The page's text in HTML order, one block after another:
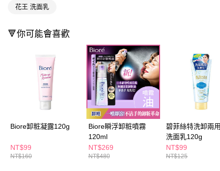
後付繳納相關費用。
客戶支援中心」https://netprotections.freshdesk.com/support/home
１．透過由恩沛科技股份有限公司提供之「AFTEE先享後付」服務完成之交
易，需依本服務之必要範圍內提供個人資料，並將交易相關給付款項請求債
權轉讓予恩沛科技股份有限公司。
２．關於個人資料處理事宜，請瀏覽以下網址：
https://aftee.tw/terms/#terms3
３．未成年的使用者請事先徵得法定代理人或監護人之同意方可使用
「AFTEE先享後付」，若未經同意申辦者引起之損失，本公司不負相關責
４．使用「AFTEE先享後付」時，將依據個別帳號之用戶狀況，依本公司即
時審查核予不同之上限額度；若仍有額度不足之情形，本公司將視審查結果
請求用戶進行身份認證。
５．嚴禁一人註冊多個帳號或使用他人資訊註冊。若發現惡意使用之情形，
每筆NT$65，滿NT$490(含以上)免運費
付款後7-11取貨
每筆NT$65，滿NT$490(含以上)免運費
每筆NT$100，滿NT$790(含以上)免運費
付款後寶雅門市自取(由倉庫統一出貨)
每筆NT$80，滿NT$290(含以上)免運費
花王 洗面乳
🔻你可能會喜歡
Biore卸粧凝露120g
NT$99
NT$160
Biore瞬浮卸粧噴霧
120ml
NT$269
NT$480
碧菲絲特洗卸兩
洗面乳120g
NT$99
NT$125